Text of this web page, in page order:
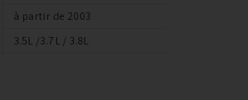
à partir de 2003
3.5L /3.7L / 3.8L